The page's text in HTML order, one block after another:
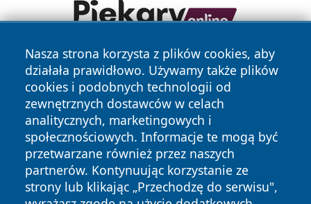
Nasza strona korzysta z plików cookies, aby
działała prawidłowo. Używamy także plików
cookies i podobnych technologii od
zewnętrznych dostawców w celach
analitycznych, marketingowych i
społecznościowych. Informacje te mogą być
przetwarzane również przez naszych
partnerów. Kontynuując korzystanie ze
strony lub klikając „Przechodzę do serwisu",
Copyright © 2026 zywieconline.pl Wszystkie prawa
zastrzeżone.